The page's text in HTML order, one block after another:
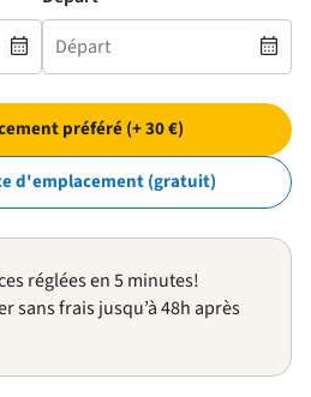
préféré (+ 30 €)
d'emplacement (gratuit)
réglées en 5 minutes!
sans frais jusqu’à 48h après